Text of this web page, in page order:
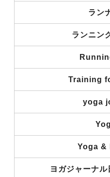
ラン
ランニン
Training
yoga
Yoga &
ヨガジャーナ